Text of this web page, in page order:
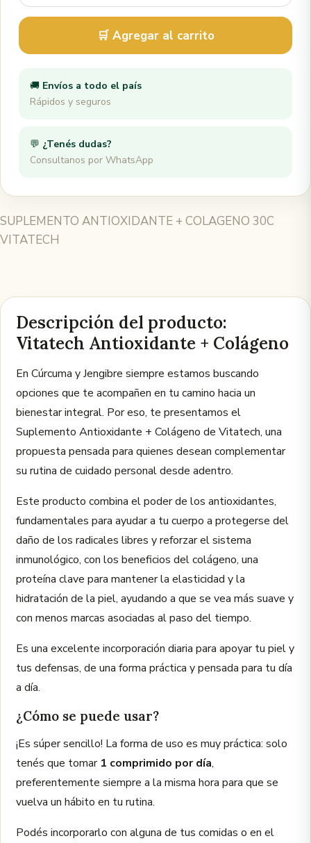
🛒 Agregar al carrito
🚚 Envíos a todo el país
Rápidos y seguros
💬 ¿Tenés dudas?
Consultanos por WhatsApp
SUPLEMENTO ANTIOXIDANTE + COLAGENO 30C
VITATECH
Descripción del producto:
Vitatech Antioxidante + Colágeno
En Cúrcuma y Jengibre siempre estamos buscando
opciones que te acompañen en tu camino hacia un
bienestar integral. Por eso, te presentamos el
Suplemento Antioxidante + Colágeno de Vitatech, una
propuesta pensada para quienes desean complementar
su rutina de cuidado personal desde adentro.
Este producto combina el poder de los antioxidantes,
fundamentales para ayudar a tu cuerpo a protegerse del
daño de los radicales libres y reforzar el sistema
inmunológico, con los beneficios del colágeno, una
proteína clave para mantener la elasticidad y la
hidratación de la piel, ayudando a que se vea más suave y
con menos marcas asociadas al paso del tiempo.
Es una excelente incorporación diaria para apoyar tu piel y
tus defensas, de una forma práctica y pensada para tu día
a día.
¿Cómo se puede usar?
¡Es súper sencillo! La forma de uso es muy práctica: solo
tenés que tomar 1 comprimido por día,
preferentemente siempre a la misma hora para que se
vuelva un hábito en tu rutina.
Podés incorporarlo con alguna de tus comidas o en el